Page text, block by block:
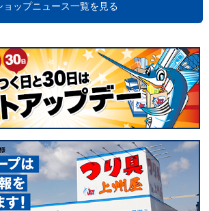
ョップニュース一覧を見る